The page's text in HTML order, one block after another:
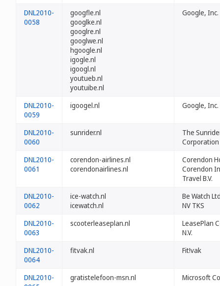
DNL2010-
0058
googfle.nl
googlke.nl
googlre.nl
googlwe.nl
hgoogle.nl
igogle.nl
igoogl.nl
youtueb.nl
youtuibe.nl
Google, Inc.
DNL2010-
0059
igoogel.nl Google, Inc.
DNL2010-
0060
sunrider.nl
The
Corporation
DNL2010-
0061
corendon-airlines.nl
corendonairlines.nl
Corendon
Corendon
Travel B.V.
DNL2010-
0062
ice-watch.nl
icewatch.nl
Be Watch
NV TKS
DNL2010-
0063
scooterleaseplan.nl
LeasePlan
N.V.
DNL2010-
0064
fitvak.nl Fit!vak
DNL2010-
gratistelefoon-msn.nl Microsoft